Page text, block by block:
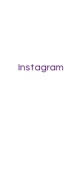
Instagram